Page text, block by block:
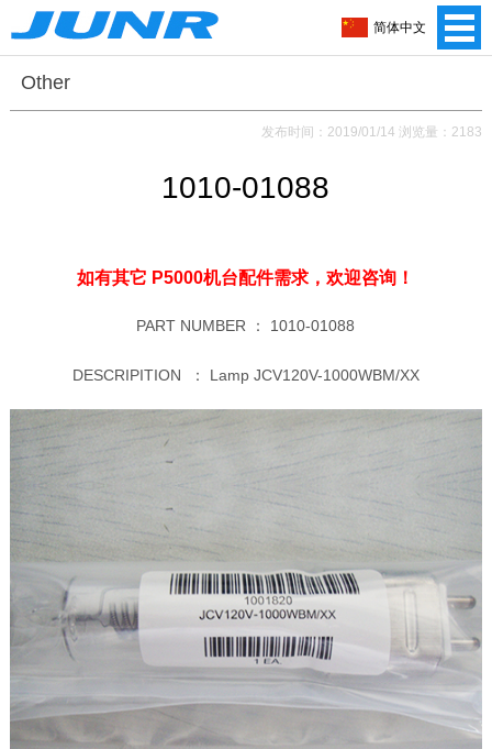
Other
发布时间：2019/01/14 浏览量：2183
1010-01088
如有其它 P5000机台配件需求，欢迎咨询！
PART NUMBER ： 1010-01088
DESCRIPITION ： Lamp JCV120V-1000WBM/XX
简体中文